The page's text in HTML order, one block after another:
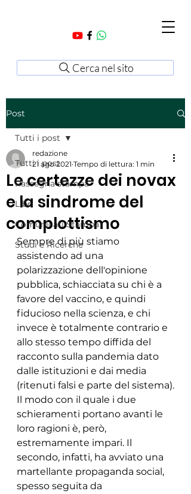
Cerca nel sito
Post
Tutti i post
Rassegna stampa
Libri
Comunicati Stampa
Studi e Ricerche
Tutti i post
Le certezze dei novax
e la sindrome del
complottismo
redazione
21 ago 2021 Tempo di lettura: 1 min
Sempre di più stiamo
assistendo ad una
polarizzazione dell'opinione
pubblica, schiacciata su chi è a
favore del vaccino, e quindi
fiducioso nella scienza, e chi
invece è totalmente contrario e
allo stesso tempo diffida del
racconto sulla pandemia dato
dalle istituzioni e dai media
(ritenuti falsi e parte del sistema).
Il modo con il quale i due
schieramenti portano avanti le
loro ragioni è, però,
estremamente impari. Il
secondo, infatti, ha avviato una
martellante propaganda social,
spesso seguita da